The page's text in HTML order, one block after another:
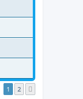
1 2